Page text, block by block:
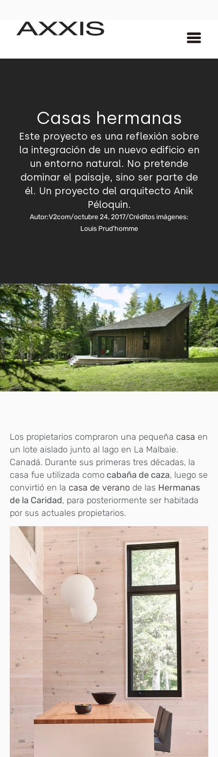
Casas hermanas
Este proyecto es una reflexión sobre
la integración de un nuevo edificio en
un entorno natural. No pretende
dominar el paisaje, sino ser parte de
él. Un proyecto del arquitecto Anik
Péloquin.
Autor:V2com/octubre 24, 2017/Créditos imágenes:
Louis Prud'homme
Los propietarios compraron una pequeña casa en
un lote aislado junto al lago en La Malbaie.
Canadá. Durante sus primeras tres décadas, la
casa fue utilizada como cabaña de caza, luego se
convirtió en la casa de verano de las Hermanas
de la Caridad, para posteriormente ser habitada
por sus actuales propietarios.